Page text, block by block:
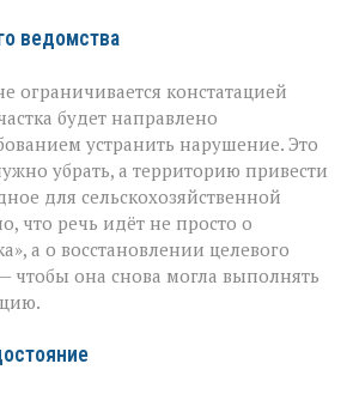
ведомства
ограничивается констатацией
будет направлено
устранить нарушение. Это
убрать, а территорию привести
для сельскохозяйственной
что речь идёт не просто о
а о восстановлении целевого
чтобы она снова могла выполнять